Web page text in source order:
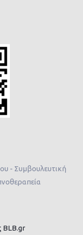
- Συμβουλευτική
BLB.gr